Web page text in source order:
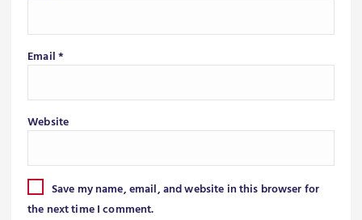
Email*
Website
Save my name, email, and website in this browser for
the next time I comment.